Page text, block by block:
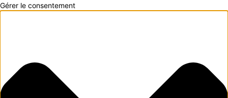
Gérer le consentement